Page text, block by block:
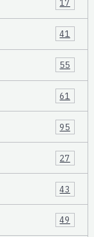
17
41
55
61
95
27
43
49